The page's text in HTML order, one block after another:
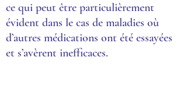
ce qui peut être particulièrement
évident dans le cas de maladies où
d’autres médications ont été essayées
et s’avèrent inefficaces.